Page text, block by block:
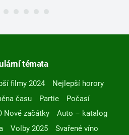
témata
filmy 2024
Nejlepší horory
času Partie
Počasí
Nové začátky
Auto – katalog
Volby 2025
Svařené víno